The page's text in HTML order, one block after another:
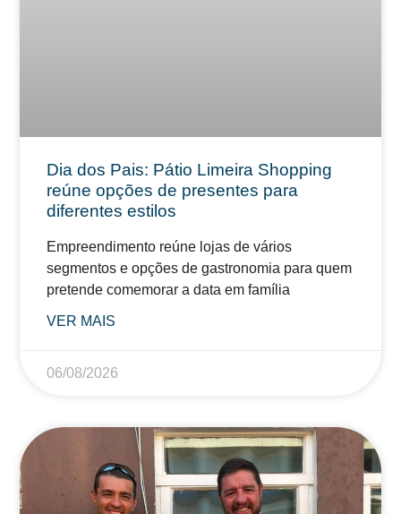
Dia dos Pais: Pátio Limeira Shopping
reúne opções de presentes para
diferentes estilos
Empreendimento reúne lojas de vários
segmentos e opções de gastronomia para quem
pretende comemorar a data em família
VER MAIS
06/08/2026